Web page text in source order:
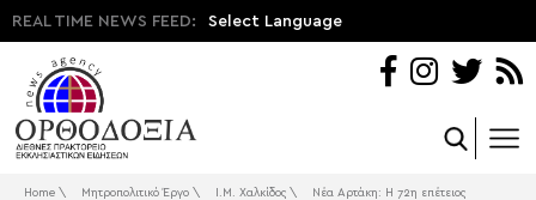
REAL TIME NEWS FEED: Select Language
Home \ Μητροπολιτικό Έργο \ Ι.Μ. Χαλκίδος \
Νέα Αρτάκη: Η 72η επέτειος